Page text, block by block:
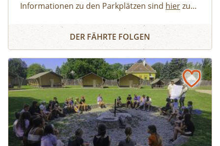
Informationen zu den Parkplätzen sind hierzu
den Nationalpark Gesäuse stehen
zur
Familien, Erwachsene mit Kindern
Kinder und Jugendliche
Buch dir deinen Guide - Privat-Tour im Nationalpark
DER FÄHRTE FOLGEN